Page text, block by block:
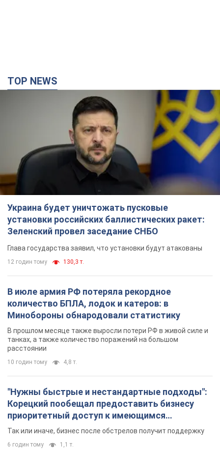
TOP NEWS
Украина будет уничтожать пусковые
установки российских баллистических ракет:
Зеленский провел заседание СНБО
Глава государства заявил, что установки будут атакованы
12 годин тому 130,3 т.
В июле армия РФ потеряла рекордное
количество БПЛА, лодок и катеров: в
Минобороны обнародовали статистику
В прошлом месяце также выросли потери РФ в живой силе и
танках, а также количество поражений на большом
расстоянии
10 годин тому 4,8 т.
"Нужны быстрые и нестандартные подходы":
Корецкий пообещал предоставить бизнесу
приоритетный доступ к имеющимся
складским помещениям
Так или иначе, бизнес после обстрелов получит поддержку
6 годин тому 1,1 т.